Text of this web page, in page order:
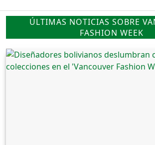
ÚLTIMAS NOTICIAS SOBRE
FASHION WEEK